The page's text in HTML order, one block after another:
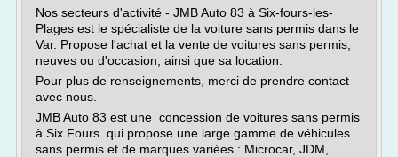
Nos secteurs d'activité - JMB Auto 83 à Six-fours-les-
Plages est le spécialiste de la voiture sans permis dans le
Var. Propose l'achat et la vente de voitures sans permis,
neuves ou d'occasion, ainsi que sa location.
Pour plus de renseignements, merci de prendre contact
avec nous.
JMB Auto 83 est une concession de voitures sans permis
à Six Fours qui propose une large gamme de véhicules
sans permis et de marques variées : Microcar, JDM,